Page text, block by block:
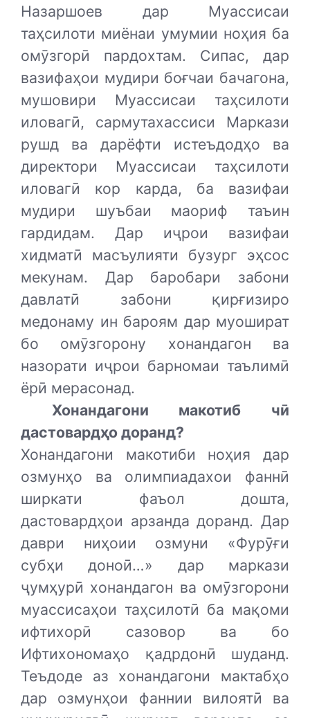
Назаршоев дар Муассисаи
таҳсилоти миёнаи умумии ноҳия ба
омӯзгорӣ пардохтам. Сипас, дар
вазифаҳои мудири боғчаи бачагона,
мушовири Муассисаи таҳсилоти
иловагӣ, сармутахассиси Маркази
рушд ва дарёфти истеъдодҳо ва
директори Муассисаи таҳсилоти
иловагӣ кор карда, ба вазифаи
мудири шуъбаи маориф таъин
гардидам. Дар иҷрои вазифаи
хидматӣ масъулияти бузург эҳсос
мекунам. Дар баробари забони
давлатӣ забони қирғизиро
медонаму ин бароям дар муошират
бо омӯзгорону хонандагон ва
назорати иҷрои барномаи таълимӣ
ёрӣ мерасонад.
Хонандагони макотиб чӣ
дастовардҳо доранд?
Хонандагони макотиби ноҳия дар
озмунҳо ва олимпиадахои фаннӣ
ширкати фаъол дошта,
дастовардҳои арзанда доранд. Дар
даври ниҳоии озмуни «Фурӯғи
субҳи доноӣ…» дар маркази
ҷумҳурӣ хонандагон ва омӯзгорони
муассисаҳои таҳсилотӣ ба мақоми
ифтихорӣ сазовор ва бо
Ифтихономаҳо қадрдонӣ шуданд.
Теъдоде аз хонандагони мактабҳо
дар озмунҳои фаннии вилоятӣ ва